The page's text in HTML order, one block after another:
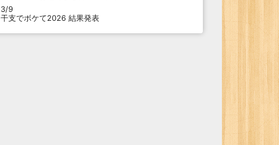
3/9
干支でボケて2026 結果発表